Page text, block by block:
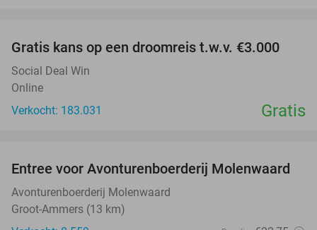
Gratis kans op een droomreis t.w.v. €3.000
Social Deal Win
Online
Verkocht: 183.031
Gratis
27%
Entree voor Avonturenboerderij Molenwaard
Avonturenboerderij Molenwaard
Groot-Ammers (13 km)